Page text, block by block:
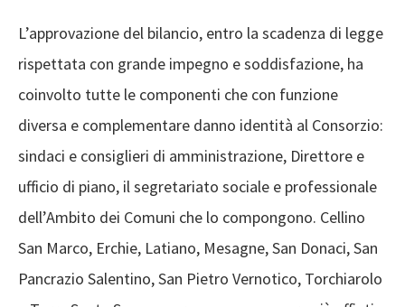
L’approvazione del bilancio, entro la scadenza di legge
rispettata con grande impegno e soddisfazione, ha
coinvolto tutte le componenti che con funzione
diversa e complementare danno identità al Consorzio:
sindaci e consiglieri di amministrazione, Direttore e
ufficio di piano, il segretariato sociale e professionale
dell’Ambito dei Comuni che lo compongono. Cellino
San Marco, Erchie, Latiano, Mesagne, San Donaci, San
Pancrazio Salentino, San Pietro Vernotico, Torchiarolo